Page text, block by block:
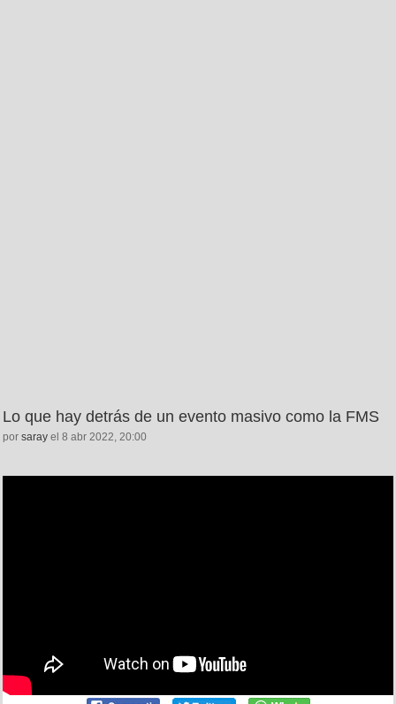
Lo que hay detrás de un evento masivo como la FMS
por saray el 8 abr 2022, 20:00